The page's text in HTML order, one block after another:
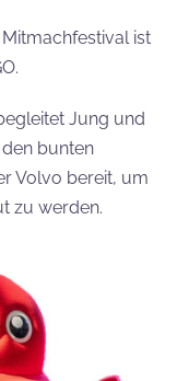
ist
Jung und
bunten
Volvo bereit, um
zu werden.